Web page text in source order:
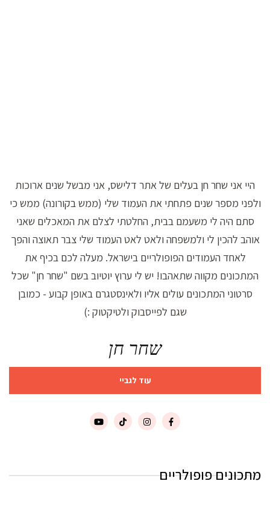
היי אני שחר חן בעלים של אתר דלישס, אני מבשל שנים ארוכות
ולפני מספר שנים פתחתי את העמוד שלי (ממש בקורונה) ממש כי
סתם היה לי משעמם בבית, החלטתי לצלם את המאכלים שאני
אוהב להכין לי ולמשפחה ולאט לאט העמוד שלי צבר תאוצה והפך
לאחד העמודים הפופולריים בישראל. מעלה לכם בכיף את
המתכונים מקווה שתאהבו! יש לי ערוץ יוטיוב בשם "שחר חן" שכל
סרטוני המתכונים עולים אליו ולאינסטגרם באופן קבוע - כמובן
שגם לפייסבוק ולטיקטוק :)
שחר חן
עוד לגביי
מתכונים פופולריים